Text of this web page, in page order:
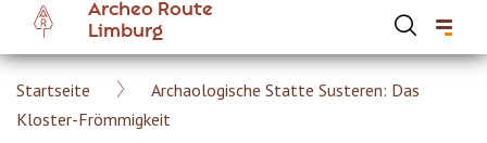
main
content
Archeo Route
Limburg
Breadcrumb
Startseite
Archaologische Statte Susteren: Das
Kloster-Frömmigkeit